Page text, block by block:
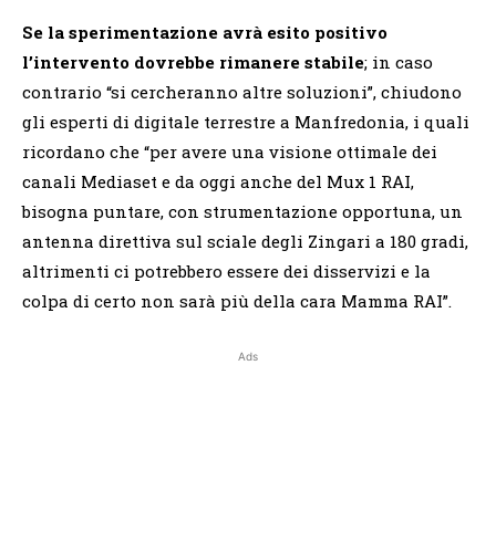
Se la sperimentazione avrà esito positivo
l’intervento dovrebbe rimanere stabile; in caso
contrario “si cercheranno altre soluzioni”, chiudono
gli esperti di digitale terrestre a Manfredonia, i quali
ricordano che “per avere una visione ottimale dei
canali Mediaset e da oggi anche del Mux 1 RAI,
bisogna puntare, con strumentazione opportuna, un
antenna direttiva sul sciale degli Zingari a 180 gradi,
altrimenti ci potrebbero essere dei disservizi e la
colpa di certo non sarà più della cara Mamma RAI”.
Ads